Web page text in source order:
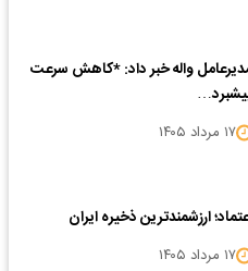
واله خبر داد: *کاهش سرعت
۱۷ مرداد ۱۴۰۵
ارزشمندترین ذخیره ایران
۱۷ مرداد ۱۴۰۵